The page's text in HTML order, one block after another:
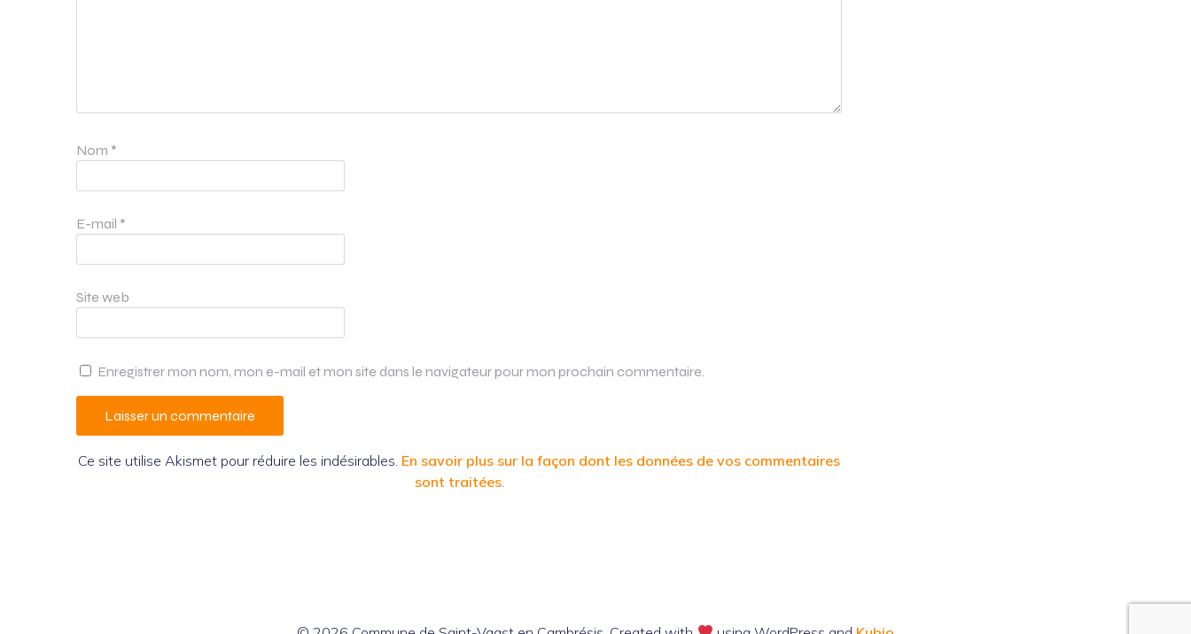
Nom *
E-mail *
Site web
Enregistrer mon nom, mon e-mail et mon site dans le navigateur pour mon prochain commentaire.
Ce site utilise Akismet pour réduire les indésirables. En savoir plus sur la façon dont les données de vos commentaires
sont traitées.